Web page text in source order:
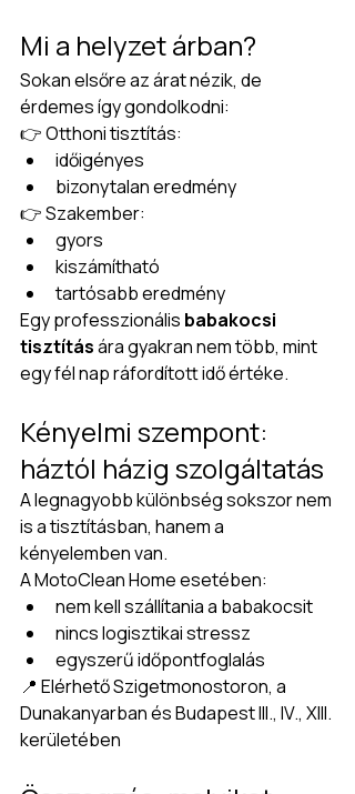
Mi a helyzet árban?
Sokan elsőre az árat nézik, de
érdemes így gondolkodni:
👉 Otthoni tisztítás:
időigényes
bizonytalan eredmény
👉 Szakember:
gyors
kiszámítható
tartósabb eredmény
Egy professzionális babakocsi
tisztítás ára gyakran nem több, mint
egy fél nap ráfordított idő értéke.
Kényelmi szempont:
háztól házig szolgáltatás
A legnagyobb különbség sokszor nem
is a tisztításban, hanem a
kényelemben van.
A MotoClean Home esetében:
nem kell szállítania a babakocsit
nincs logisztikai stressz
egyszerű időpontfoglalás
📍 Elérhető Szigetmonostoron, a
Dunakanyarban és Budapest III., IV., XIII.
kerületében